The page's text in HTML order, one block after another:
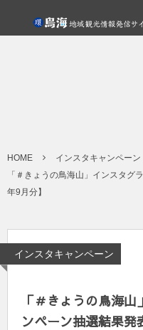
HOME
インスタキャンペーン
「＃きょうの鳥海山」インスタグ
年9月分】
インスタキャンペーン
「＃きょうの鳥海
ンペーン抽選結果発